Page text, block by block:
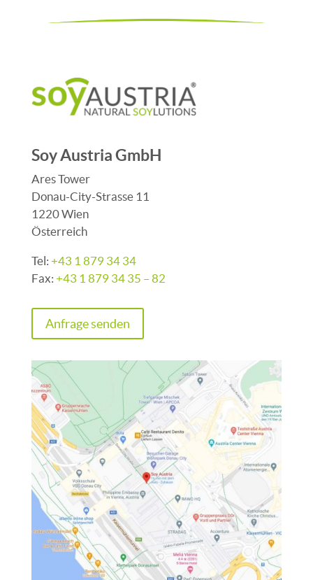
Soy Austria GmbH
Ares Tower
Donau-City-Strasse 11
1220 Wien
Österreich
Tel: +43 1 879 34 34
Fax: +43 1 879 34 35 – 82
Anfrage senden